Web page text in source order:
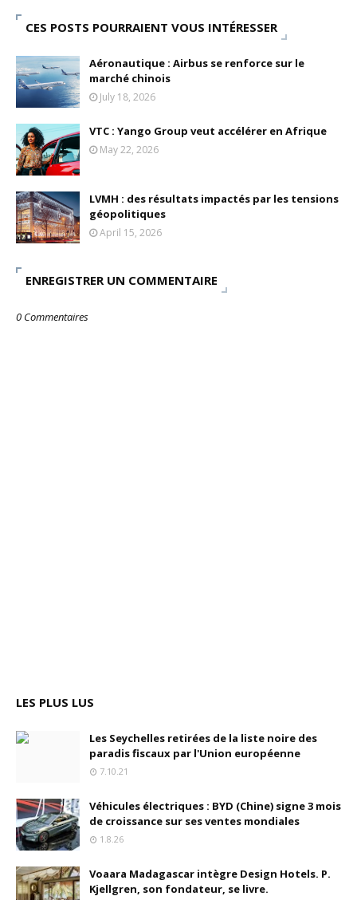
CES POSTS POURRAIENT VOUS INTÉRESSER
Aéronautique : Airbus se renforce sur le
marché chinois
July 18, 2026
VTC : Yango Group veut accélérer en Afrique
May 22, 2026
LVMH : des résultats impactés par les tensions
géopolitiques
April 15, 2026
ENREGISTRER UN COMMENTAIRE
0 Commentaires
LES PLUS LUS
Les Seychelles retirées de la liste noire des
paradis fiscaux par l'Union européenne
7.10.21
Véhicules électriques : BYD (Chine) signe 3 mois
de croissance sur ses ventes mondiales
1.8.26
Voaara Madagascar intègre Design Hotels. P.
Kjellgren, son fondateur, se livre.